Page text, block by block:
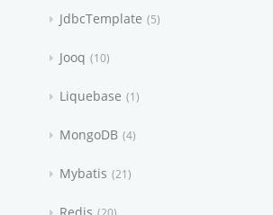
JdbcTemplate 5
Jooq 10
Liquebase 1
MongoDB 4
Mybatis 21